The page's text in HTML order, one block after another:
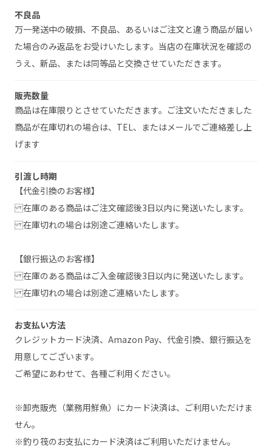
不良品
万一発送中の破損、不良品、あるいはご注文と違う商品が届い
た場合のみ返品をお受けいたします。当店の在庫状況を確認の
うえ、新品、または同等品と交換させていただきます。
販売数量
商品は在庫限りとさせていただきます。ご注文いただきました
商品が在庫切れの場合は、TEL、またはメールでご連絡差し上
げます
引渡し時期
【代金引換のお客様】
在庫のある商品はご注文確認後3日以内に発送いたします。
在庫切れの場合は別途ご連絡いたします。
【銀行振込のお客様】
在庫のある商品はご入金確認後3日以内に発送いたします。
在庫切れの場合は別途ご連絡いたします。
お支払い方法
クレジットカード決済、Amazon Pay、代金引換、銀行振込を
用意してございます。
ご希望にあわせて、各種ご利用ください。
※卸売販売（業務用鮮魚）にカード決済は、ご利用いただけま
せん。
※釣り筏のお支払にカード決済はご利用いただけません。